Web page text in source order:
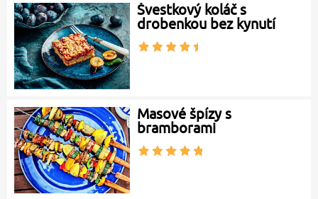
Švestkový koláč s
drobenkou bez kynutí
Masové špízy s
bramborami